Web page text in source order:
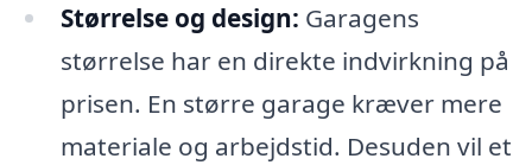
Størrelse og design: Garagens
størrelse har en direkte indvirkning på
prisen. En større garage kræver mere
materiale og arbejdstid. Desuden vil et